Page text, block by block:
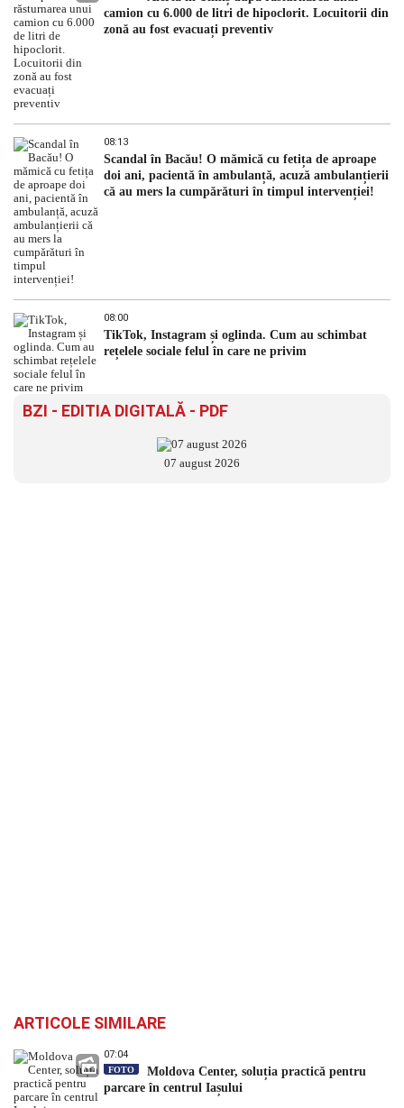
camion cu 6.000 de litri de hipoclorit. Locuitorii din
zonă au fost evacuați preventiv
08:13
Scandal în Bacău! O mămică cu fetița de aproape
doi ani, pacientă în ambulanță, acuză ambulanțierii
că au mers la cumpărături în timpul intervenției!
08:00
TikTok, Instagram și oglinda. Cum au schimbat
rețelele sociale felul în care ne privim
BZI - EDITIA DIGITALĂ - PDF
07 august 2026
ARTICOLE SIMILARE
07:04
FOTO
Moldova Center, soluția practică pentru
parcare în centrul Iașului